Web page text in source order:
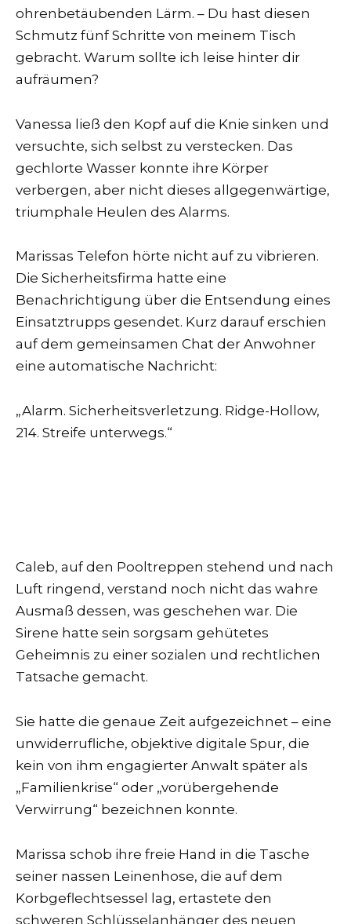
ohrenbetäubenden Lärm. – Du hast diesen
Schmutz fünf Schritte von meinem Tisch
gebracht. Warum sollte ich leise hinter dir
aufräumen?
Vanessa ließ den Kopf auf die Knie sinken und
versuchte, sich selbst zu verstecken. Das
gechlorte Wasser konnte ihre Körper
verbergen, aber nicht dieses allgegenwärtige,
triumphale Heulen des Alarms.
Marissas Telefon hörte nicht auf zu vibrieren.
Die Sicherheitsfirma hatte eine
Benachrichtigung über die Entsendung eines
Einsatztrupps gesendet. Kurz darauf erschien
auf dem gemeinsamen Chat der Anwohner
eine automatische Nachricht:
„Alarm. Sicherheitsverletzung. Ridge-Hollow,
214. Streife unterwegs.“
Caleb, auf den Pooltreppen stehend und nach
Luft ringend, verstand noch nicht das wahre
Ausmaß dessen, was geschehen war. Die
Sirene hatte sein sorgsam gehütetes
Geheimnis zu einer sozialen und rechtlichen
Tatsache gemacht.
Sie hatte die genaue Zeit aufgezeichnet – eine
unwiderrufliche, objektive digitale Spur, die
kein von ihm engagierter Anwalt später als
„Familienkrise“ oder „vorübergehende
Verwirrung“ bezeichnen konnte.
Marissa schob ihre freie Hand in die Tasche
seiner nassen Leinenhose, die auf dem
Korbgeflechtsessel lag, ertastete den
schweren Schlüsselanhänger des neuen